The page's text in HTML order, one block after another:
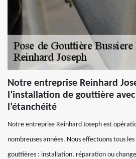
Notre entreprise Reinhard
l’installation de gouttière
l’étanchéité
Notre entreprise Reinhard Joseph est
nombreuses années. Nous effectuons tous
gouttières : installation, réparation ou